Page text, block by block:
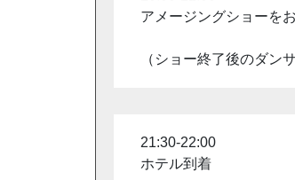
アメージングショーを
（ショー終了後のダン
21:30-22:00
ホテル到着